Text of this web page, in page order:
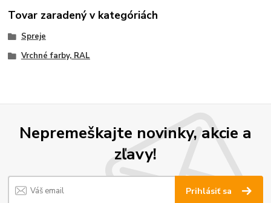
Tovar zaradený v kategóriách
Spreje
Vrchné farby, RAL
Nepremeškajte novinky, akcie a
zľavy!
Prihlásiť sa